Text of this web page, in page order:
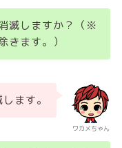
滅しますか？（※
きます。）
ワカメちゃん
ます。